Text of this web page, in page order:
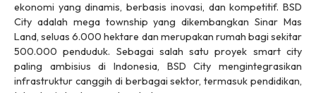
ekonomi yang dinamis, berbasis inovasi, dan kompetitif. BSD
City adalah mega township yang dikembangkan Sinar Mas
Land, seluas 6.000 hektare dan merupakan rumah bagi sekitar
500.000 penduduk. Sebagai salah satu proyek smart city
paling ambisius di Indonesia, BSD City mengintegrasikan
infrastruktur canggih di berbagai sektor, termasuk pendidikan,